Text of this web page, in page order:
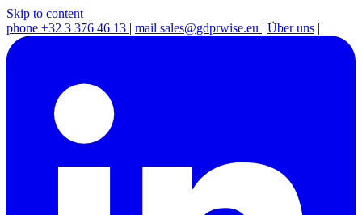
Skip to content
phone +32 3 376 46 13 | mail sales@gdprwise.eu | Über uns |